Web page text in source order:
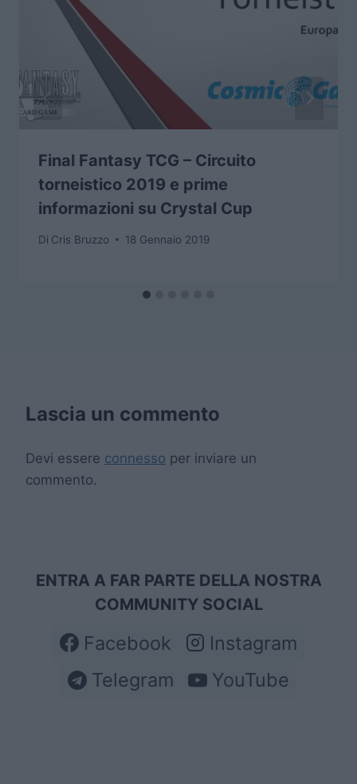
Final Fantasy TCG – Circuito
torneistico 2019 e prime
informazioni su Crystal Cup
Di Cris Bruzzo 18 Gennaio 2019
Lascia un commento
Devi essere connesso per inviare un
commento.
ENTRA A FAR PARTE DELLA NOSTRA
COMMUNITY SOCIAL
Facebook
Instagram
Telegram
YouTube